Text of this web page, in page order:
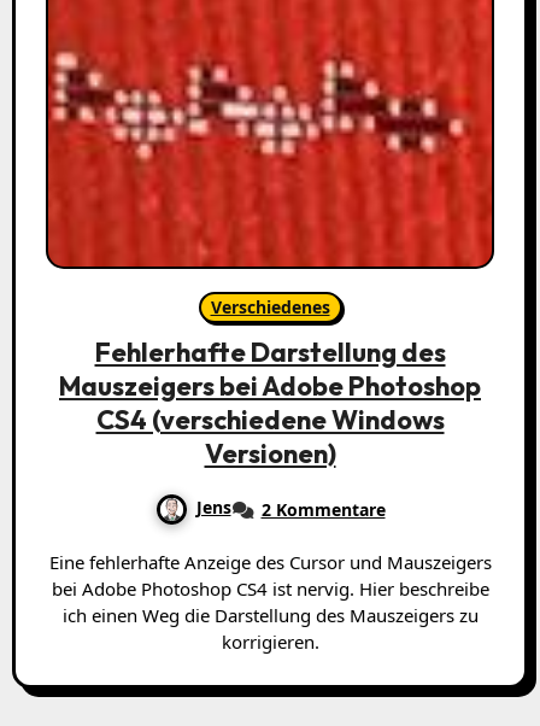
Verschiedenes
Fehlerhafte Darstellung des
Mauszeigers bei Adobe Photoshop
CS4 (verschiedene Windows
Versionen)
Jens 2 Kommentare
Eine fehlerhafte Anzeige des Cursor und Mauszeigers
bei Adobe Photoshop CS4 ist nervig. Hier beschreibe
ich einen Weg die Darstellung des Mauszeigers zu
korrigieren.